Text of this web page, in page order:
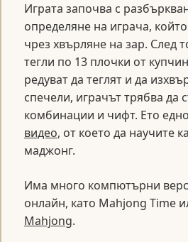
Играта започва с
определяне на играча,
чрез хвърляне на зар. След
тегли по 13 плочки от
редуват да теглят и да
спечели, играчът трябва да
комбинации и чифт. Ето
видео, от което да научите
маджонг.
Има много компютърни
онлайн, като Mahjong Time
Mahjong.